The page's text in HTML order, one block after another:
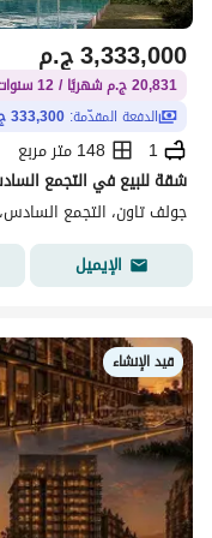
ج.م3,333,000
20,831 ج.م شهريًا / 12 سنوات
الدفعة المقدّمة: 333,300 ج.م
1
148 متر مربع
شقة للبيع في التجمع
جولف تاون، التجمع
الإيميل
قيد الإنشاء